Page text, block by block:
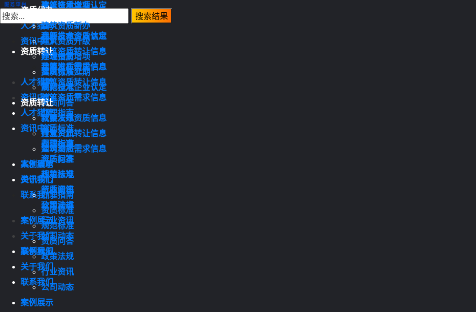
建筑资质需求信息
人才猎聘
资讯中心
办理指南
资质标准
规范标准
资质问答
政策法规
行业资讯
公司动态
案例展示
关于我们
联系我们
高新技术企业认定
资质转让
我要发布资质信息
建筑资质转让信息
建筑资质需求信息
人才猎聘
资讯中心
办理指南
资质标准
规范标准
资质问答
政策法规
行业资讯
公司动态
案例展示
关于我们
联系我们
建筑资质增项
建筑资质延期
高新技术企业认定
资质转让
我要发布资质信息
建筑资质转让信息
建筑资质需求信息
人才猎聘
资讯中心
办理指南
资质标准
规范标准
资质问答
政策法规
行业资讯
公司动态
案例展示
关于我们
联系我们
资质代办
建筑资质新办
建筑资质升级
建筑资质增项
建筑资质延期
高新技术企业认定
资质转让
我要发布资质信息
建筑资质转让信息
建筑资质需求信息
人才猎聘
资讯中心
办理指南
资质标准
规范标准
资质问答
政策法规
行业资讯
公司动态
案例展示